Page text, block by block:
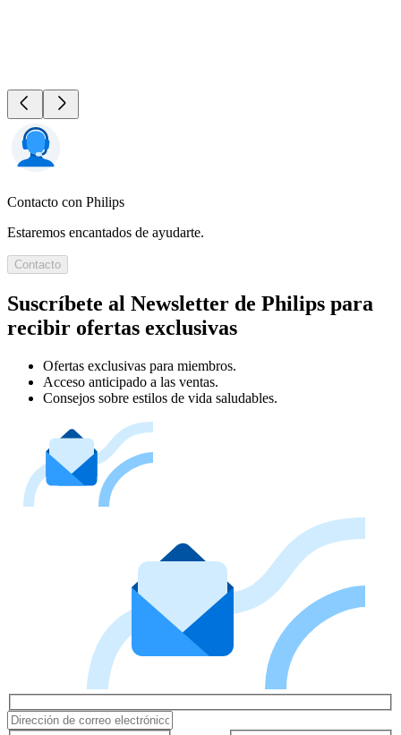
Contacto con Philips
Estaremos encantados de ayudarte.
Contacto
Suscríbete al Newsletter de Philips para
recibir ofertas exclusivas
Ofertas exclusivas para miembros.
Acceso anticipado a las ventas.
Consejos sobre estilos de vida saludables.